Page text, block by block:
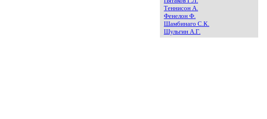
Теннисон А.
Фенелон Ф.
Шамбинаго С.К.
Шульгин А.Г.